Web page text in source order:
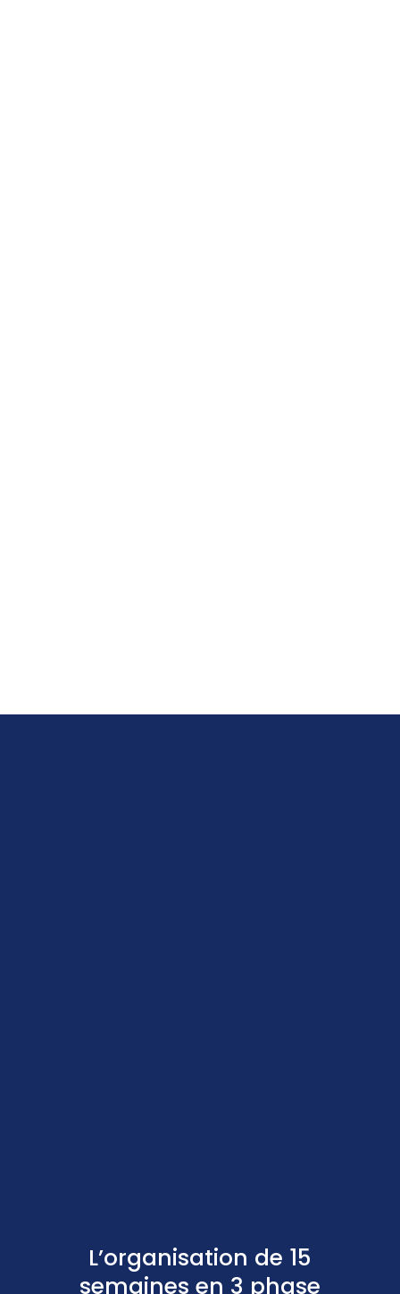
L’organisation de 15
semaines en 3 phase